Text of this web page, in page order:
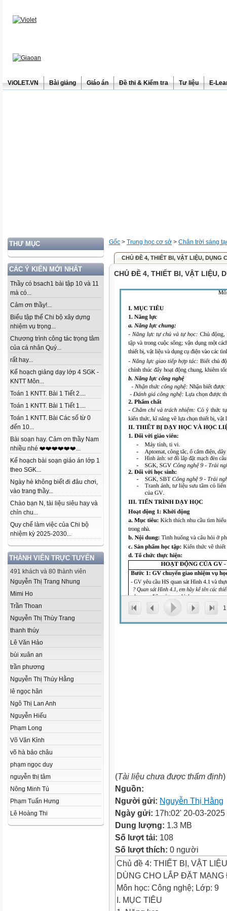
ViOLET.VN Bài giảng Giáo án Đề thi & Kiểm tra Tư liệu E-
THƯ MỤC
CÁC Ý KIẾN MỚI NHẤT
Thầy có bsach1 bài tập 10 và 11
mà có...
Cảm ơn thầy!...
Biểu tập thể Chi bộ xây dựng
nhiệm vụ trọng...
Chương trình công tác trọng tâm
của cá nhân Quý...
rất hay...
Kế hoạch giảng dạy lớp 4 SGK -
KNTT Môn...
Toán 1 KNTT. Bài 1 Tiết 2....
Toán 1 KNTT. Bài 1 Tiết 1....
Toán 1 KNTT. Bài Các số từ 0
đến 10...
Bài soạn hay. Cảm ơn thầy Nam
nhiều nhé ❤️❤️❤️❤️❤️❤️...
Kế hoạch bài soạn giáo án lớp 1
theo SGK...
Ngày hè không biết đi đâu chơi,
vào trang thầy...
Chào bạn N, tài liệu siêu hay và
chỉn chu...
Quy chế làm việc của Chi bộ
nhiệm kỳ 2025-2030...
THÀNH VIÊN TRỰC TUYẾN
491 khách và 80 thành viên
Nguyễn Thị Trang Nhung
Mimi Ho
Trần Thoan
Nguyễn Thị Thùy Trang
thanh thúy
Lê Văn Hảo
bùi xuân an
trần phương
Nguyễn Thị Thúy Hằng
lê ngọc hân
Ngô Thị Lan Anh
Nguyễn Hiếu
Phạm Long
Võ Văn Kỉnh
võ hà bảo châu
phạm ngọc duy
nguyễn thị tâm
Nông Minh Tú
Phạm Tuấn Hưng
Lê Hoàng Thi
Gốc > Trung học cơ sở > Chân trời sáng
CHỦ ĐỀ 4, THIẾT BI, VẬT LIỆU, DỤNG
CHỦ ĐỀ 4, THIẾT BI, VẬT LIỆU,
1
(Tài liệu chưa được thẩm định)
Nguồn:
Người gửi: Nguyễn Thị Hằng
Ngày gửi: 17h:02' 20-03-2025
Dung lượng: 1.3 MB
Số lượt tải: 108
Số lượt thích: 0 người
Chủ đề 4: THIẾT BỊ, VẬT
DÙNG CHO LẮP ĐẶT
Môn học: Công nghệ; Lớp: 9
I. MỤC TIÊU